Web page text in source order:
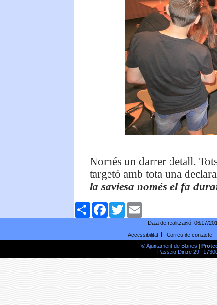
Només un darrer detall.
targetó amb tota una
la saviesa només el fa
ComparteixFacebookTwitter
Data de realització: 06/17/
Accessibilitat
Correu de contacte
© Ajuntament de Blanes |
Passeig Dintre 29 |